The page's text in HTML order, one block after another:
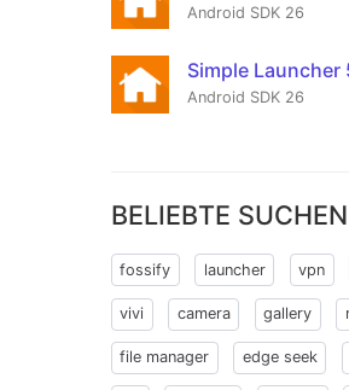
Android SDK 26
Simple Launcher
Android SDK 26
BELIEBTE SUCHEN
fossify launcher vpn
vivi camera gallery
file manager edge seek